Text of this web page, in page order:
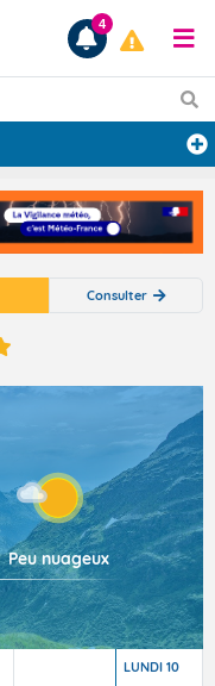
4
Consulter
Peu nuageux
LUNDI 10